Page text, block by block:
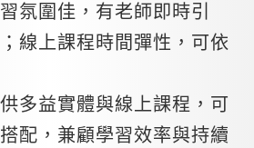
氛圍佳，有老師即時引
線上課程時間彈性，可依
多益實體與線上課程，可
配，兼顧學習效率與持續